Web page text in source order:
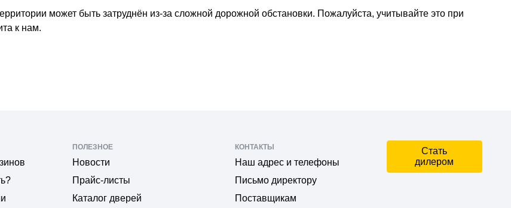
может быть затруднён из-за сложной дорожной обстановки. Пожалуйста, учитывайте это при
к нам.
ПОЛЕЗНОЕ
Новости
Прайс-листы
Каталог дверей
КОНТАКТЫ
Наш адрес и телефоны
Письмо директору
Поставщикам
Стать
дилером